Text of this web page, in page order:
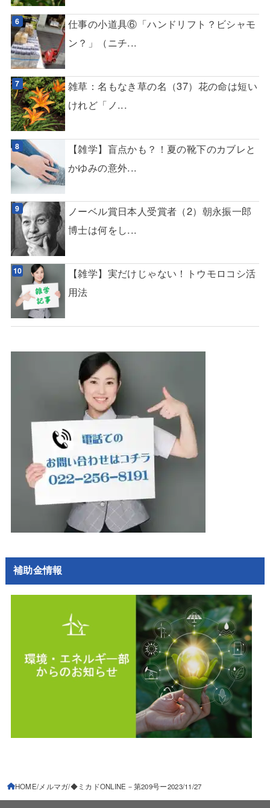
仕事の小道具⑥「ハンドリフト？ビシャモ
ン？」（ニチ...
雑草：名もなき草の名（37）花の命は短い
けれど「ノ...
【雑学】盲点かも？！夏の靴下のカブレと
かゆみの意外...
ノーベル賞日本人受賞者（2）朝永振一郎
博士は何をし...
【雑学】実だけじゃない！トウモロコシ活
用法
補助金情報
HOME メルマガ ◆ミカドONLINE－第209号ー2023/11/27